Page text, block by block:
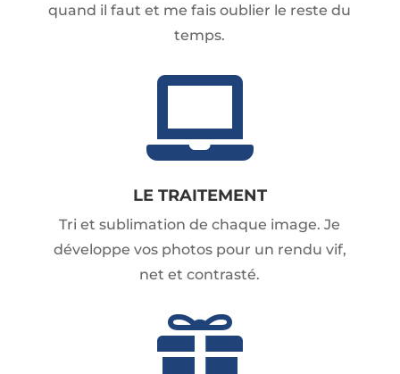
quand il faut et me fais oublier le reste du
temps.

LE TRAITEMENT
Tri et sublimation de chaque image. Je
développe vos photos pour un rendu vif,
net et contrasté.